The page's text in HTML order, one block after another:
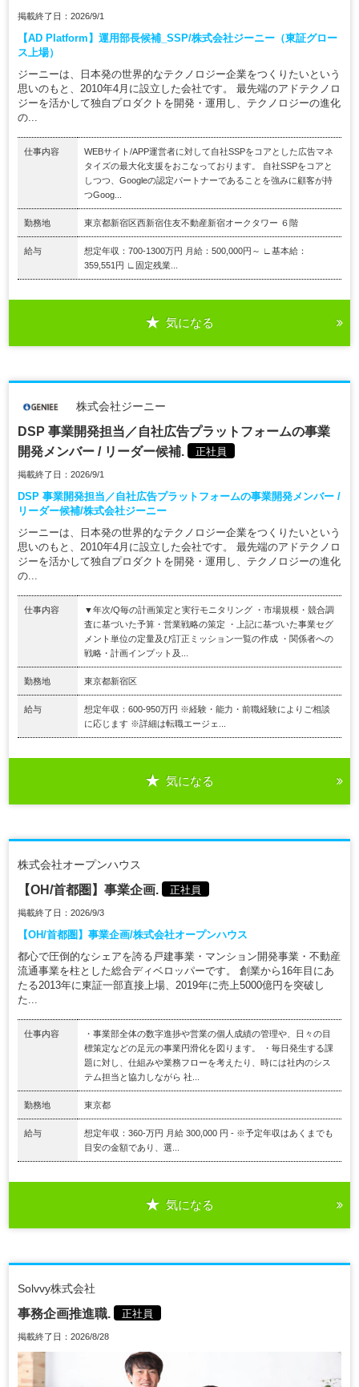
掲載終了日：2026/9/1
【AD Platform】運用部長候補_SSP/株式会社ジーニー（東証グロー
ス上場）
ジーニーは、日本発の世界的なテクノロジー企業をつくりたいという
思いのもと、2010年4月に設立した会社です。 最先端のアドテクノロ
ジーを活かして独自プロダクトを開発・運用し、テクノロジーの進化
の...
仕事内容
WEBサイト/APP運営者に対して自社SSPをコアとした広告マネ
タイズの最大化支援をおこなっております。 自社SSPをコアと
しつつ、Googleの認定パートナーであることを強みに顧客が持
つGoog...
勤務地 東京都新宿区西新宿住友不動産新宿オークタワー ６階
給与
想定年収：700-1300万円 月給：500,000円～ ∟基本給：
359,551円 ∟固定残業...
気になる
株式会社ジーニー
DSP 事業開発担当／自社広告プラットフォームの事業
開発メンバー / リーダー候補.
正社員
掲載終了日：2026/9/1
DSP 事業開発担当／自社広告プラットフォームの事業開発メンバー /
リーダー候補/株式会社ジーニー
ジーニーは、日本発の世界的なテクノロジー企業をつくりたいという
思いのもと、2010年4月に設立した会社です。 最先端のアドテクノロ
ジーを活かして独自プロダクトを開発・運用し、テクノロジーの進化
の...
仕事内容
▼年次/Q毎の計画策定と実行モニタリング ・市場規模・競合調
査に基づいた予算・営業戦略の策定 ・上記に基づいた事業セグ
メント単位の定量及び訂正ミッション一覧の作成 ・関係者への
戦略・計画インプット及...
勤務地 東京都新宿区
給与
想定年収：600-950万円 ※経験・能力・前職経験によりご相談
に応じます ※詳細は転職エージェ...
気になる
株式会社オープンハウス
【OH/首都圏】事業企画. 正社員
掲載終了日：2026/9/3
【OH/首都圏】事業企画/株式会社オープンハウス
都心で圧倒的なシェアを誇る戸建事業・マンション開発事業・不動産
流通事業を柱とした総合ディベロッパーです。 創業から16年目にあ
たる2013年に東証一部直接上場、2019年に売上5000億円を突破し
た...
仕事内容
・事業部全体の数字進捗や営業の個人成績の管理や、日々の目
標策定などの足元の事業円滑化を図ります。 ・毎日発生する課
題に対し、仕組みや業務フローを考えたり、時には社内のシス
テム担当と協力しながら 社...
勤務地 東京都
給与
想定年収：360-万円 月給 300,000 円 - ※予定年収はあくまでも
目安の金額であり、選...
気になる
Solvvy株式会社
事務企画推進職. 正社員
掲載終了日：2026/8/28